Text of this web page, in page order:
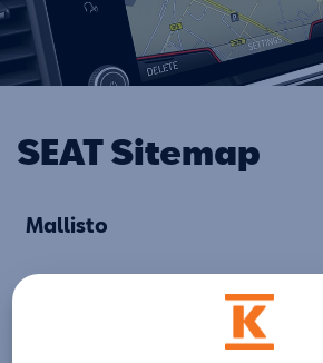
SEAT Sitemap
Mallisto